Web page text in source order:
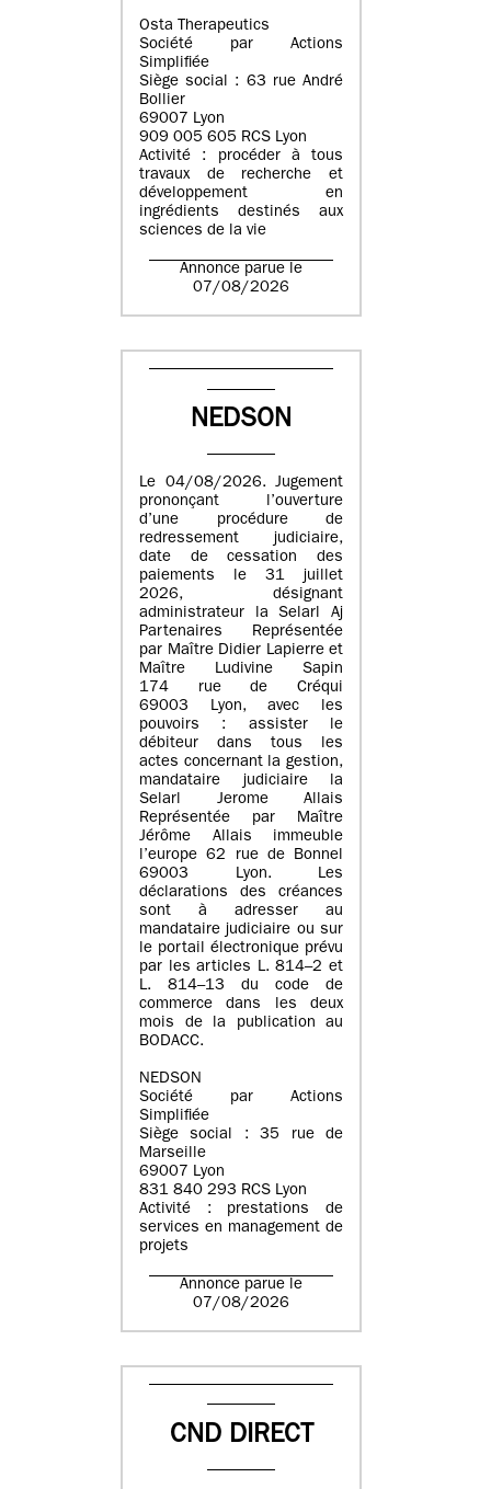
Osta Therapeutics
Société par Actions
Simplifiée
Siège social : 63 rue André
Bollier
69007 Lyon
909 005 605 RCS Lyon
Activité : procéder à tous
travaux de recherche et
développement en
ingrédients destinés aux
sciences de la vie
Annonce parue le
07/08/2026
NEDSON
Le 04/08/2026. Jugement
prononçant l’ouverture
d’une procédure de
redressement judiciaire,
date de cessation des
paiements le 31 juillet
2026, désignant
administrateur la Selarl Aj
Partenaires Représentée
par Maître Didier Lapierre et
Maître Ludivine Sapin
174 rue de Créqui
69003 Lyon, avec les
pouvoirs : assister le
débiteur dans tous les
actes concernant la gestion,
mandataire judiciaire la
Selarl Jerome Allais
Représentée par Maître
Jérôme Allais immeuble
l’europe 62 rue de Bonnel
69003 Lyon. Les
déclarations des créances
sont à adresser au
mandataire judiciaire ou sur
le portail électronique prévu
par les articles L. 814–2 et
L. 814–13 du code de
commerce dans les deux
mois de la publication au
BODACC.
NEDSON
Société par Actions
Simplifiée
Siège social : 35 rue de
Marseille
69007 Lyon
831 840 293 RCS Lyon
Activité : prestations de
services en management de
projets
Annonce parue le
07/08/2026
CND DIRECT